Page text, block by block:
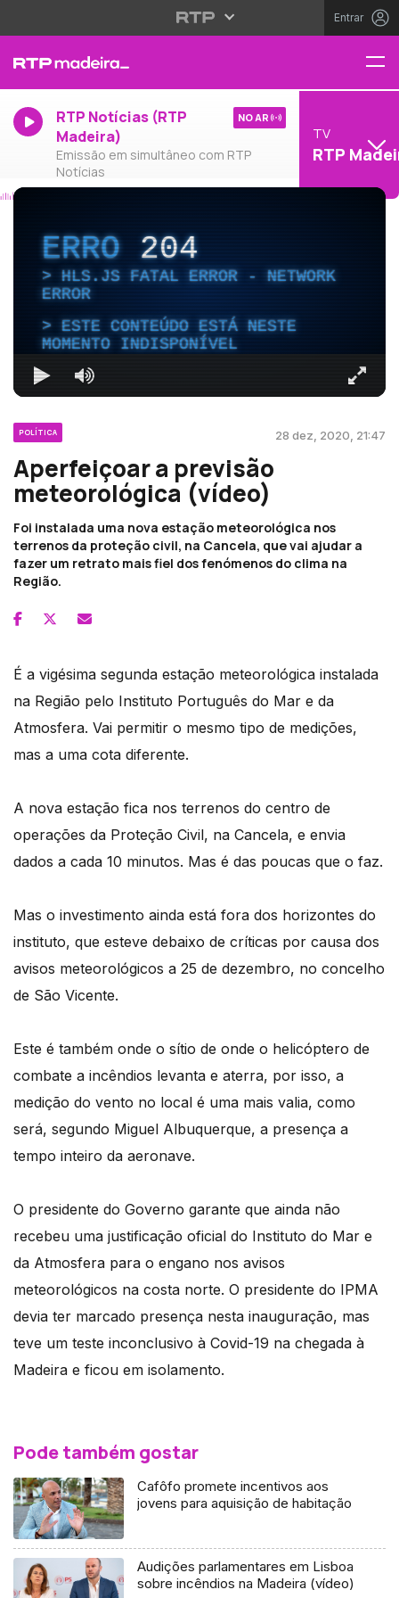
Entrar
RTP Notícias (RTP
Madeira)
Emissão em simultâneo com RTP
Notícias
NO AR
TV
RTP
ERRO204
HLS.JS FATAL ERROR - NETWORK
ERROR
ESTE CONTEÚDO ESTÁ NESTE
MOMENTO INDISPONÍVEL
POLÍTICA 28 dez, 2020, 21:47
Aperfeiçoar a previsão
meteorológica (vídeo)
Foi instalada uma nova estação meteorológica nos
terrenos da proteção civil, na Cancela, que vai ajudar a
fazer um retrato mais fiel dos fenómenos do clima na
Região.
É a vigésima segunda estação meteorológica instalada
na Região pelo Instituto Português do Mar e da
Atmosfera. Vai permitir o mesmo tipo de medições,
mas a uma cota diferente.
A nova estação fica nos terrenos do centro de
operações da Proteção Civil, na Cancela, e envia
dados a cada 10 minutos. Mas é das poucas que o faz.
Mas o investimento ainda está fora dos horizontes do
instituto, que esteve debaixo de críticas por causa dos
avisos meteorológicos a 25 de dezembro, no concelho
de São Vicente.
Este é também onde o sítio de onde o helicóptero de
combate a incêndios levanta e aterra, por isso, a
medição do vento no local é uma mais valia, como
será, segundo Miguel Albuquerque, a presença a
tempo inteiro da aeronave.
O presidente do Governo garante que ainda não
recebeu uma justificação oficial do Instituto do Mar e
da Atmosfera para o engano nos avisos
meteorológicos na costa norte. O presidente do IPMA
devia ter marcado presença nesta inauguração, mas
teve um teste inconclusivo à Covid-19 na chegada à
Madeira e ficou em isolamento.
Pode também gostar
Cafôfo promete incentivos aos
jovens para aquisição de habitação
Audições parlamentares em Lisboa
sobre incêndios na Madeira (vídeo)